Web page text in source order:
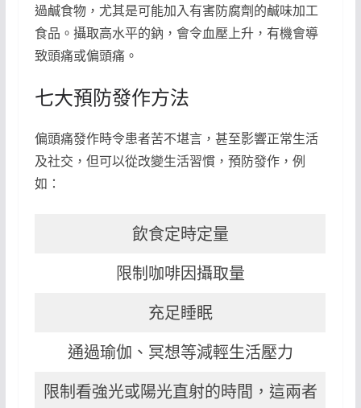
過鹹食物，尤其是可能加入有害防腐劑的鹹味加工
食品。攝取高水平的鈉，會令血壓上升，有機會導
致頭痛或偏頭痛。
七大預防發作方法
偏頭痛發作時令患者苦不堪言，甚至影響正常生活
及社交，但可以從改變生活習慣，預防發作，例
如：
飲食定時定量
限制咖啡因攝取量
充足睡眠
通過瑜伽、冥想等減輕生活壓力
限制看強光或陽光直射的時間，這兩者